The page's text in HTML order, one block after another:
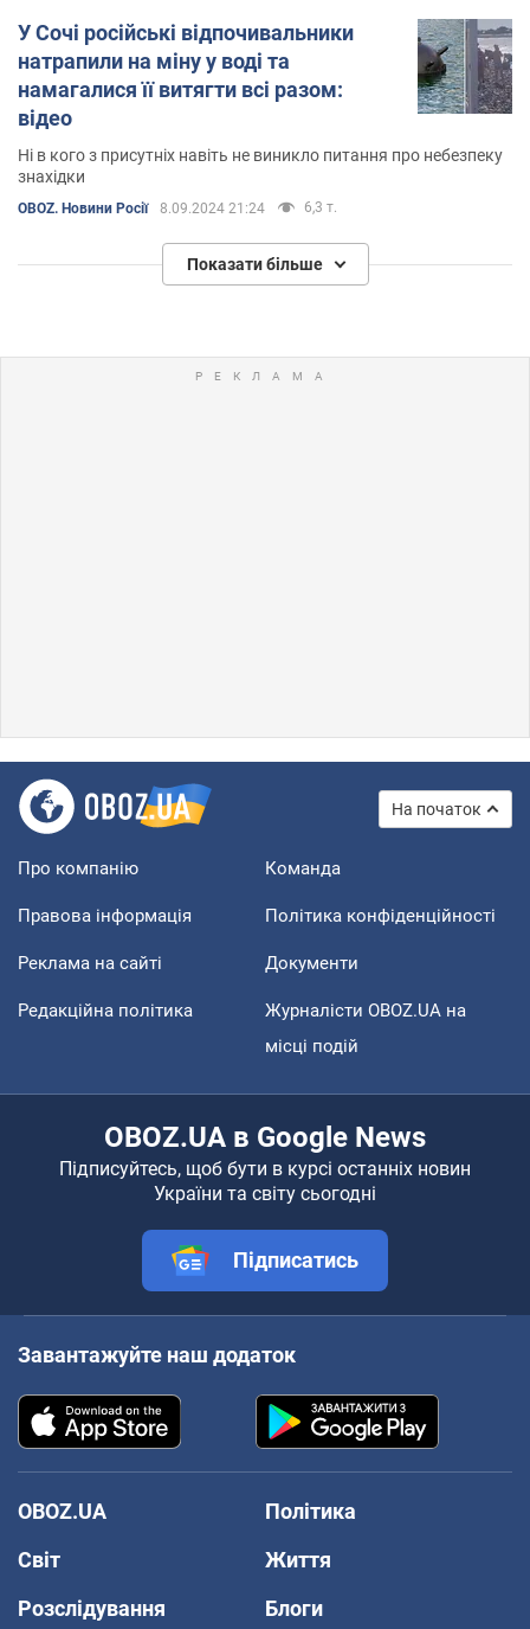
У Сочі російські відпочивальники
натрапили на міну у воді та
намагалися її витягти всі разом:
відео
Ні в кого з присутніх навіть не виникло питання про небезпеку
знахідки
OBOZ. Новини Росії 8.09.2024 21:24 6,3 т.
Показати більше
На початок
Про компанію Команда
Правова інформація Політика конфіденційності
Реклама на сайті Документи
Редакційна політика
Журналісти OBOZ.UA на
місці подій
OBOZ.UA в Google News
Підписуйтесь, щоб бути в курсі останніх новин
України та світу сьогодні
Підписатись
Завантажуйте наш додаток
OBOZ.UA
Політика
Світ
Життя
Розслідування
Блоги